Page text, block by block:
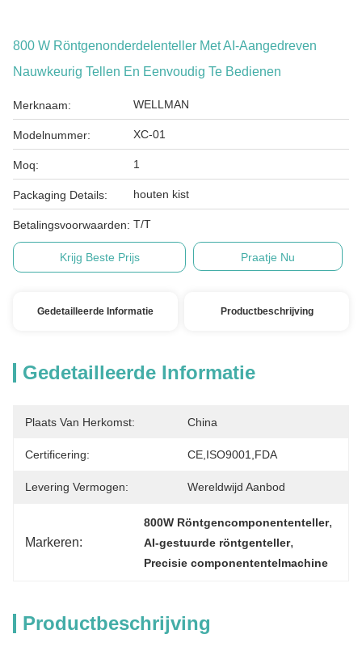
800 W Röntgenonderdelenteller Met AI-Aangedreven
Nauwkeurig Tellen En Eenvoudig Te Bedienen
Merknaam: WELLMAN
Modelnummer: XC-01
Moq: 1
Packaging Details: houten kist
Betalingsvoorwaarden: T/T
Krijg Beste Prijs Praatje Nu
Gedetailleerde Informatie Productbeschrijving
Gedetailleerde Informatie
Plaats Van Herkomst: China
Certificering: CE,ISO9001,FDA
Levering Vermogen: Wereldwijd Aanbod
Markeren:
800W Röntgencomponententeller
AI-gestuurde röntgenteller,
Precisie componententelmachine
Productbeschrijving